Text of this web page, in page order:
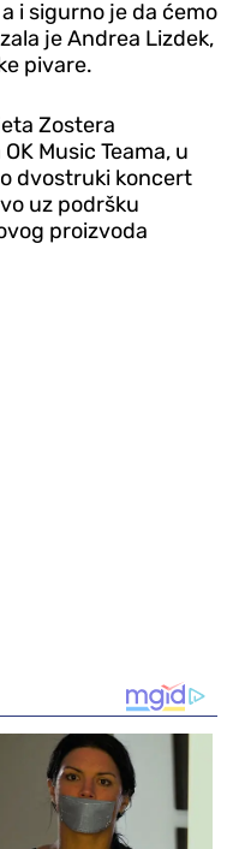
i sigurno je da ćemo
je Andrea Lizdek,
pivare.
Zostera
Music Teama, u
dvostruki koncert
uz podršku
proizvoda